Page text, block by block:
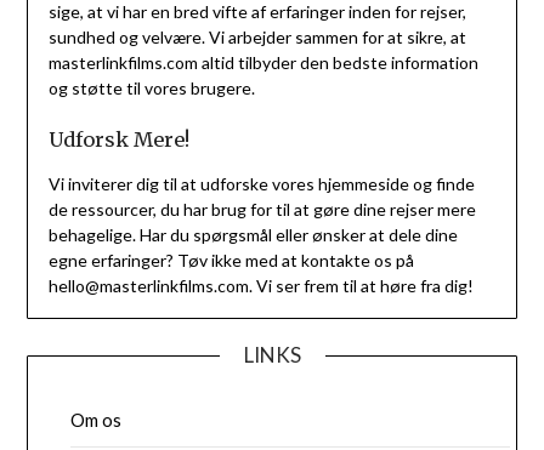
sige, at vi har en bred vifte af erfaringer inden for rejser,
sundhed og velvære. Vi arbejder sammen for at sikre, at
masterlinkfilms.com altid tilbyder den bedste information
og støtte til vores brugere.
Udforsk Mere!
Vi inviterer dig til at udforske vores hjemmeside og finde
de ressourcer, du har brug for til at gøre dine rejser mere
behagelige. Har du spørgsmål eller ønsker at dele dine
egne erfaringer? Tøv ikke med at kontakte os på
hello@masterlinkfilms.com. Vi ser frem til at høre fra dig!
LINKS
Om os